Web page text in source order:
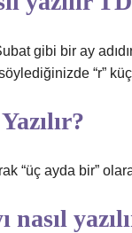
gibi bir ay
“r”
“üç ayda bir”
nasıl